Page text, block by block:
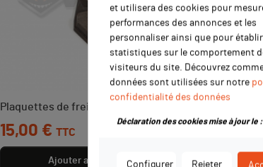
Plaquettes de frein YCF M5
Prix
15,00 € TTC
Ajouter au panier
Kit chaine
Pignon 17
et utilisera des cookies pour
performances des annonces et les
personnaliser ainsi que pour
statistiques sur le comportement
visiteurs du site. Découvrez
données sont utilisées sur notre
confidentialité des données
Configurer Rejeter
Déclaration des cookies mise à jour le :